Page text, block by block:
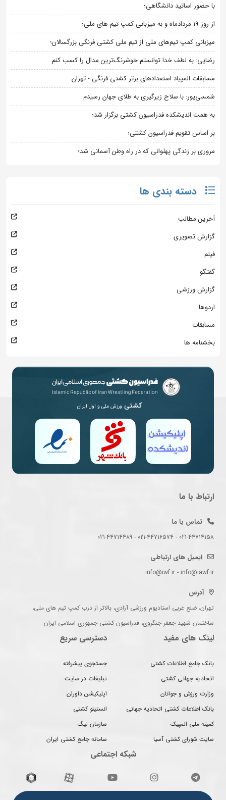
با حضور اساتید دانشگاهی؛
از روز 19 مردادماه و به میزبانی کمپ تیم های ملی؛
میزبانی کمپ تیم‌های ملی از تیم ملی کشتی فرنگی بزرگسالان؛
رضایی: به لطف خدا توانستم خوشرنگ‌ترین مدال را کسب کنم
مسابقات المپیاد استعدادهای برتر کشتی فرنگی - تهران
شمسی‌پور: با سلاح زیرگیری به طلای جهان رسیدم
به همت اندیشکده فدراسیون کشتی برگزار شد؛
بر اساس تقویم فدراسیون کشتی؛
مروری بر زندگی پهلوانی که در راه وطن آسمانی شد؛
دسته بندی ها
آخرین مطالب
گزارش تصویری
فیلم
گفتگو
گزارش ورزشی
اردوها
مسابقات
بخشنامه ها
کشتی ورزش ملی و اول ایران
ارتباط با ما
تماس با ما
021-44714158 - 021-44716574 - 021-44714489
ایمیل های ارتباطی
info@iwf.ir - info@iawf.ir
آدرس
تهران، ضلع غربی استادیوم ورزشی آزادی، بالاتر از درب کمپ تیم های ملی،
ساختمان شهید جعفر جنگروی، فدراسیون کشتی جمهوری اسلامی ایران
لینک های مفید
بانک جامع اطلاعات کشتی
اتحادیه جهانی کشتی
وزارت ورزش و جوانان
بانک اطلاعات کشتی اتحادیه جهانی
کمیته ملی المپیک
سایت شورای کشتی آسیا
دسترسی سریع
جستجوی پیشرفته
تبلیغات در سایت
اپلیکیشن داوران
انستیتو کشتی
سازمان لیگ
سامانه جامع کشتی ایران
شبکه اجتماعی